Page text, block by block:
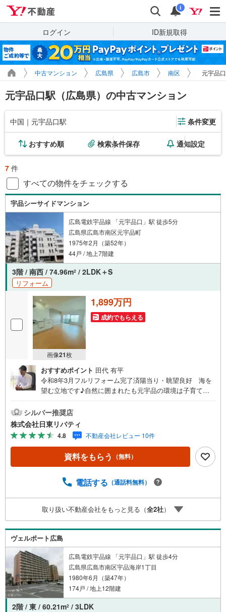
検索 通知
i
ログイン ID新規取得
中古マンション 広島県 広島市 南区 元宇品
元宇品口駅（広島県）の中古マンション
中国｜元宇品口駅 条件変更
おすすめ順 検索条件保存 通知設定
7 件
すべての物件をチェックする
宇品シーサイドマンション
広島電鉄宇品線 「元宇品口」駅 徒歩5分
広島県広島市南区元宇品町
1975年2月（築52年）
44戸 / 地上7階建
3階 / 南西 / 74.96m2 / 2LDK＋S
リフォーム
画像21枚
1,899万円
成約でもらえる
おすすめポイント 田代 有平
令和8年3月フルリフォーム完了済陽当り・眺望良好 海を
望む立地です♪自然に囲まれたも元宇品の環境は子育て家
の日東リバティへ!!チラシやネット広告に載っていない物件
もご紹介できます。広島市内はもちろん廿日市から呉・東
広島まで6000物件の豊富な情報量!!「実際に自分自身が住
む家を見て納得して買いたい」広告では分かり難い物件の
長所や短所を現地でご確認できます。お気軽にお問い合わ
せ下さい。TV電話やLINE等でオンライン案内も可能です。
切に」をモットーに、創業以来多くのお客様に信頼と信用
とができました。「人と人、心と心」これからもこの精神
を大切に、お客様へのサポートをさせて頂きます。株式会
社日東リバティ〒732-0818広島市南区段原日出2丁目2-22-2
F
シルバー推奨店
株式会社日東リバティ
4.8 不動産会社レビュー 10件
資料をもらう （無料）
電話する （通話料無料）
取り扱い不動産会社をもっと見る（全2社）
ヴェルポート広島
広島電鉄宇品線 「元宇品口」駅 徒歩4分
広島県広島市南区宇品海岸1丁目
1980年6月（築47年）
174戸 / 地上12階建
2階 / 東 / 60.21m2 / 3LDK